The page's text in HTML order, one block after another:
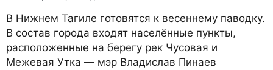
В Нижнем Тагиле готовятся к весеннему паводку.
В состав города входят населённые пункты,
расположенные на берегу рек Чусовая и
Межевая Утка — мэр Владислав Пинаев